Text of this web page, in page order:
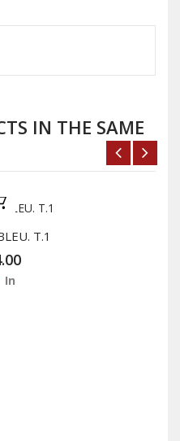
IN THE SAME
T.1
In